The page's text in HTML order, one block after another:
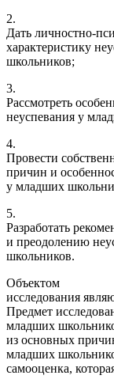
2.
Дать личностно-
характеристику
школьников;
3.
Рассмотреть
неуспевания у
4.
Провести
причин и
у младших
5.
Разработать
и преодолению
школьников.
Объектом
исследования
Предмет
младших
из основных
младших
самооценка,